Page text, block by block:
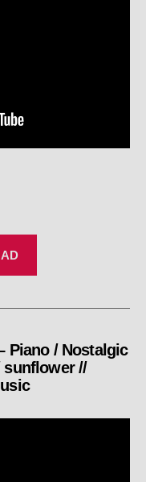
Piano / Nostalgic
sunflower //